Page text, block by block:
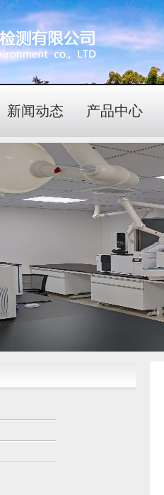
新闻动态 产品中心